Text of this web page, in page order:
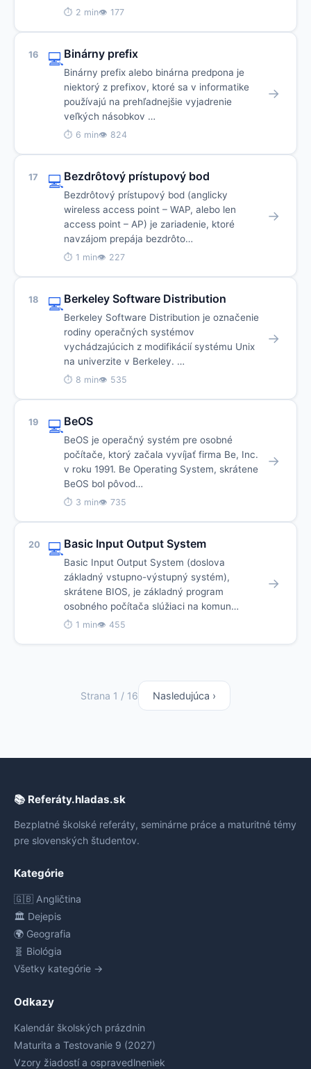
⏱ 2 min👁 177
16 💻Binárny prefix
Binárny prefix alebo binárna predpona je
niektorý z prefixov, ktoré sa v informatike
používajú na prehľadnejšie vyjadrenie
veľkých násobkov …
⏱ 6 min👁 824
→
17 💻Bezdrôtový prístupový bod
Bezdrôtový prístupový bod (anglicky
wireless access point – WAP, alebo len
access point – AP) je zariadenie, ktoré
navzájom prepája bezdrôto…
⏱ 1 min👁 227
→
18 💻Berkeley Software Distribution
Berkeley Software Distribution je označenie
rodiny operačných systémov
vychádzajúcich z modifikácií systému Unix
na univerzite v Berkeley. …
⏱ 8 min👁 535
→
19 💻BeOS
BeOS je operačný systém pre osobné
počítače, ktorý začala vyvíjať firma Be, Inc.
v roku 1991. Be Operating System, skrátene
BeOS bol pôvod…
⏱ 3 min👁 735
→
20 💻Basic Input Output System
Basic Input Output System (doslova
základný vstupno-výstupný systém),
skrátene BIOS, je základný program
osobného počítača slúžiaci na komun…
⏱ 1 min👁 455
→
Strana 1 / 16 Nasledujúca ›
📚 Referáty.hladas.sk
Bezplatné školské referáty, seminárne práce a maturitné témy
pre slovenských študentov.
Kategórie
🇬🇧 Angličtina
🏛️ Dejepis
🌍 Geografia
🧬 Biológia
Všetky kategórie →
Odkazy
Kalendár školských prázdnin
Maturita a Testovanie 9 (2027)
Vzory žiadostí a ospravedlneniek